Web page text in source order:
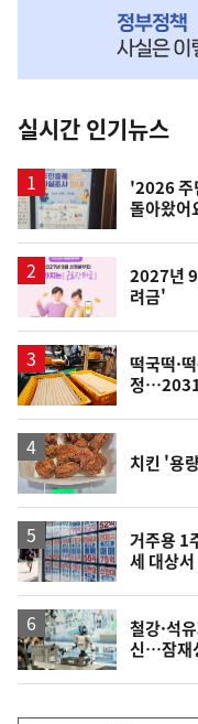
뉴
스
실시간 인기뉴스
'2026 주
돌아왔어
2027년
려금'
떡국떡·
정
치킨 '용
거주용 1
세 대상
철강·석
신…잠재